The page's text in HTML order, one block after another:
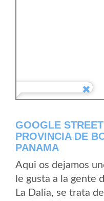
GOOGLE
PROVINCIA DE
PANAMA
Aqui os dejamos
le gusta a la gente
La Dalia, se trata